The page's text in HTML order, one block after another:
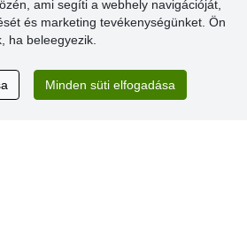
ami segíti a webhely navigációját,
és marketing tevékenységünket. Ön
ha beleegyezik.
Minden süti elfogadása